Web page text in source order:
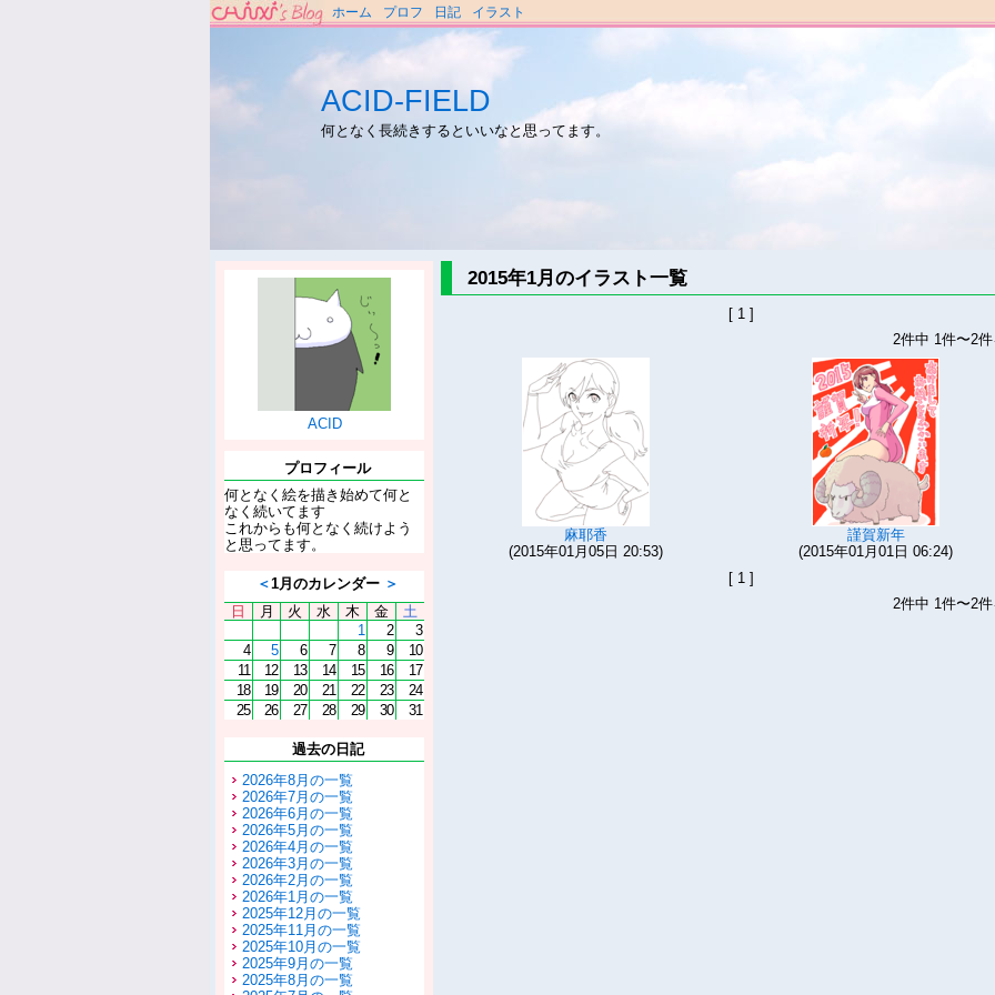
ホーム プロフ 日記 イラスト
ACID-FIELD
何となく長続きするといいなと思ってます。
ACID
プロフィール
何となく絵を描き始めて何と
なく続いてます
これからも何となく続けよう
と思ってます。
＜1月のカレンダー ＞
日
月 火 水 木 金
土
1
2
3
4
5 6 7 8 9
10
11
12 13 14 15 16
17
18
19 20 21 22 23
24
25
26 27 28 29 30 31
過去の日記
2026年8月の一覧
2026年7月の一覧
2026年6月の一覧
2026年5月の一覧
2026年4月の一覧
2026年3月の一覧
2026年2月の一覧
2026年1月の一覧
2025年12月の一覧
2025年11月の一覧
2025年10月の一覧
2025年9月の一覧
2025年8月の一覧
2015年1月のイラスト一覧
[ 1 ]
2件中 1件〜2
麻耶香
(2015年01月05日 20:53)
謹賀新年
(2015年01月01日 06:24)
[ 1 ]
2件中 1件〜2